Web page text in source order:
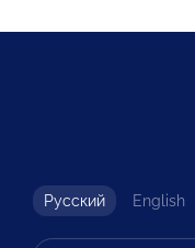
Русский English